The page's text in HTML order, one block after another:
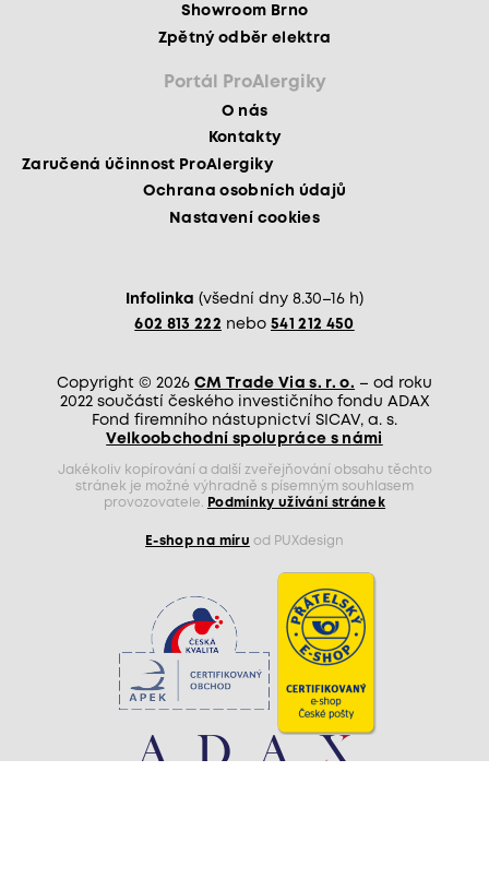
Showroom Brno
Zpětný odběr elektra
Portál ProAlergiky
O nás
Kontakty
Zaručená účinnost ProAlergiky
Ochrana osobních údajů
Nastavení cookies
Infolinka (všední dny 8.30–16 h)
602 813 222 nebo 541 212 450
Copyright © 2026 CM Trade Via s. r. o. – od roku
2022 součástí českého investičního fondu ADAX
Fond firemního nástupnictví SICAV, a. s.
Velkoobchodní spolupráce s námi
Jakékoliv kopírování a další zveřejňování obsahu těchto
stránek je možné výhradně s písemným souhlasem
provozovatele.
Podmínky užívání stránek
E-shop na míru od PUXdesign